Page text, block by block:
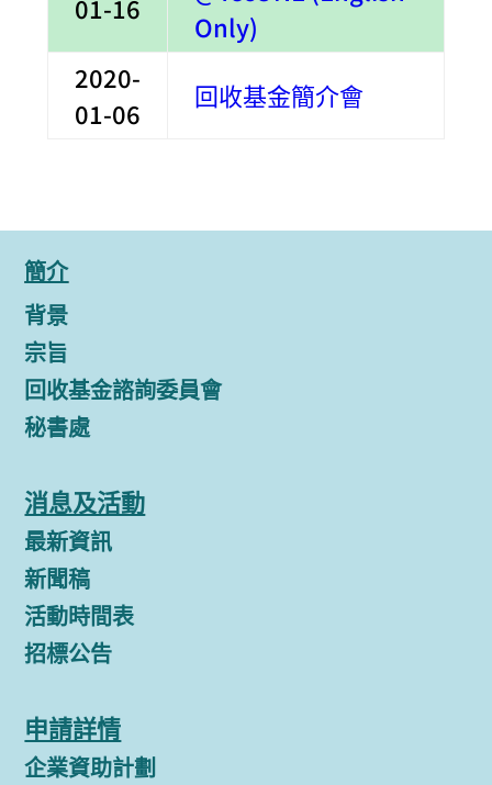
01-16
Only)
2020-
01-06
回收基金簡介會
簡介
背景
宗旨
回收基金諮詢委員會
秘書處
消息及活動
最新資訊
新聞稿
活動時間表
招標公告
申請詳情
企業資助計劃